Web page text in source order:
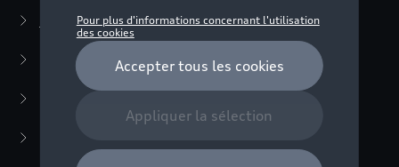
Packs(38)
Cycling Pack(2)